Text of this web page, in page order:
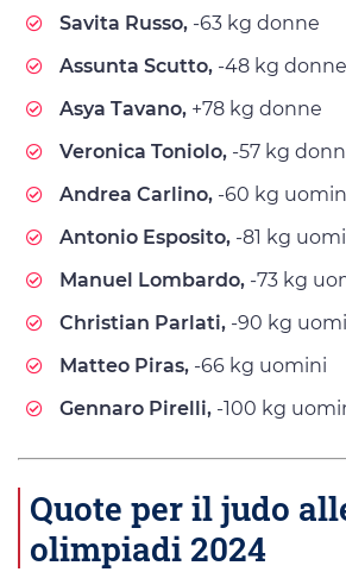
Savita Russo, -63 kg donne
Assunta Scutto, -48 kg donne
Asya Tavano, +78 kg donne
Veronica Toniolo, -57 kg
Andrea Carlino, -60 kg
Antonio Esposito, -81 kg
Manuel Lombardo, -73 kg
Christian Parlati, -90 kg
Matteo Piras, -66 kg uomini
Gennaro Pirelli, -100 kg
Quote per il judo
olimpiadi 2024